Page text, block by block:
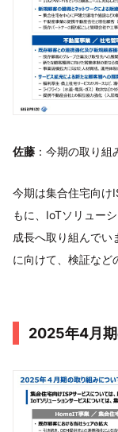
佐藤 ：今期の取り組
今期は集合住宅向け
もに、IoTソリュー
成長へ取り組んでい
に向けて、検証など
2025年4月期